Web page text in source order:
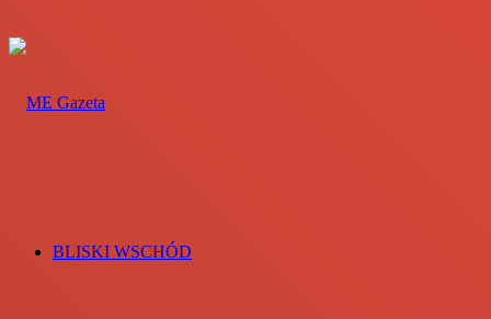
BLISKI WSCHÓD